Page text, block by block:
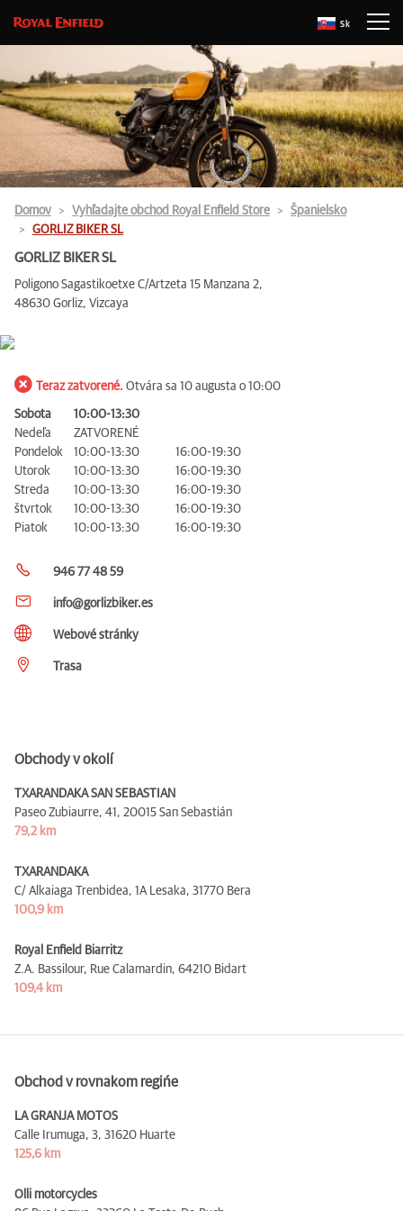
Sk
Domov Vyhľadajte obchod Royal Enfield Store
Španielsko
GORLIZ BIKER SL
GORLIZ BIKER SL
Poligono Sagastikoetxe C/Artzeta 15 Manzana 2,
48630 Gorliz, Vizcaya
Teraz zatvorené. Otvára sa 10 augusta o 10:00
Sobota
10:00-13:30
Nedeľa
ZATVORENÉ
Pondelok
10:00-13:30
16:00-19:30
Utorok
10:00-13:30
16:00-19:30
Streda
10:00-13:30
16:00-19:30
štvrtok
10:00-13:30
16:00-19:30
Piatok
10:00-13:30 16:00-19:30
946 77 48 59
info@gorlizbiker.es
Webové stránky
Trasa
Obchody v okolí
TXARANDAKA SAN SEBASTIAN
Paseo Zubiaurre, 41, 20015 San Sebastián
79,2 km
TXARANDAKA
C/ Alkaiaga Trenbidea, 1A Lesaka, 31770 Bera
100,9 km
Royal Enfield Biarritz
Z.A. Bassilour, Rue Calamardin, 64210 Bidart
109,4 km
Obchod v rovnakom regińe
LA GRANJA MOTOS
Calle Irumuga, 3, 31620 Huarte
125,6 km
Olli motorcycles